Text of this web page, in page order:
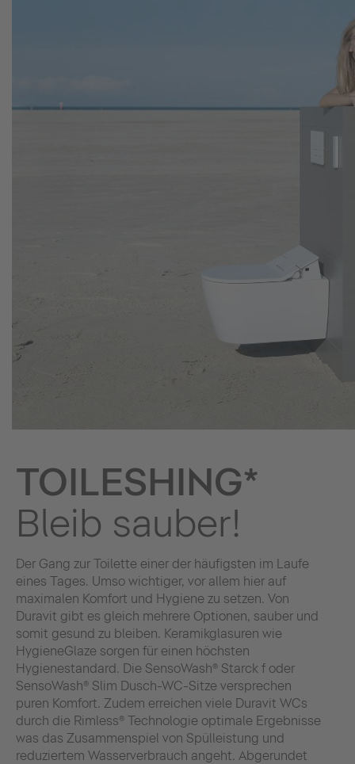
TOILESHING*
Bleib sauber!
Der Gang zur Toilette einer der häufigsten im Laufe
eines Tages. Umso wichtiger, vor allem hier auf
maximalen Komfort und Hygiene zu setzen. Von
Duravit gibt es gleich mehrere Optionen, sauber und
somit gesund zu bleiben. Keramikglasuren wie
HygieneGlaze sorgen für einen höchsten
Hygienestandard. Die SensoWash® Starck f oder
SensoWash® Slim Dusch-WC-Sitze versprechen
puren Komfort. Zudem erreichen viele Duravit WCs
durch die Rimless® Technologie optimale Ergebnisse
was das Zusammenspiel von Spülleistung und
reduziertem Wasserverbrauch angeht. Abgerundet